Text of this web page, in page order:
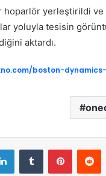
hoparlör yerleştirildi
yoluyla tesisin
aktardı.
boston-